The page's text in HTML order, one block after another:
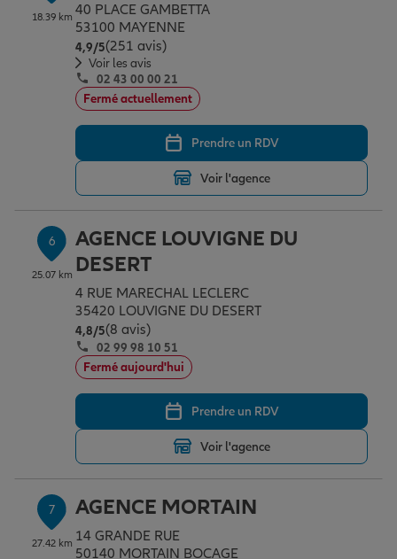
18.39 km 40 PLACE GAMBETTA
53100 MAYENNE
4,9/5Note de 4.9 sur 5
(251 avis)
Voir les avis
02 43 00 00 21
Fermé actuellement
Prendre un RDV
Voir l'agence
6
25.07 km
AGENCE LOUVIGNE DU
DESERT
4 RUE MARECHAL LECLERC
35420 LOUVIGNE DU DESERT
4,8/5Note de 4.8 sur 5
(8 avis)
02 99 98 10 51
Fermé aujourd'hui
Prendre un RDV
Voir l'agence
7
27.42 km
AGENCE MORTAIN
14 GRANDE RUE
50140 MORTAIN BOCAGE